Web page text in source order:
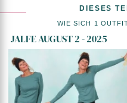
DIESES
WIE SICH 1
JALFE AUGUST 2 - 2025